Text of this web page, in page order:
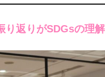
返りがSDGsの理